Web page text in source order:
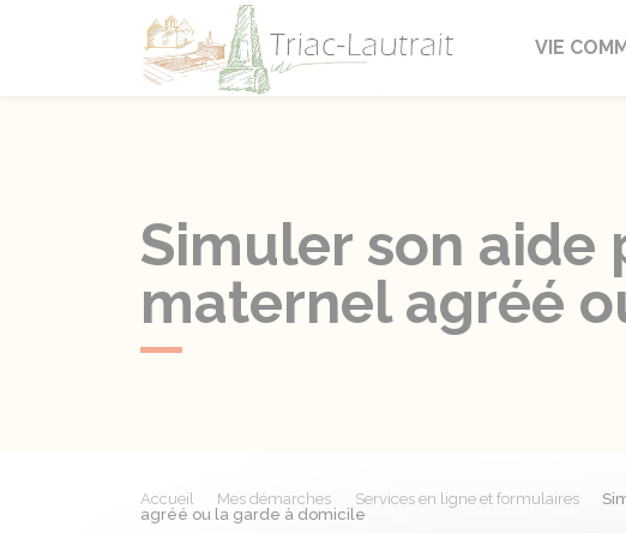
Triac-Lautrait
VIE
Simuler son aide
maternel agréé
Accueil Mes démarches Services en ligne et formulaires
agréé ou la garde à domicile